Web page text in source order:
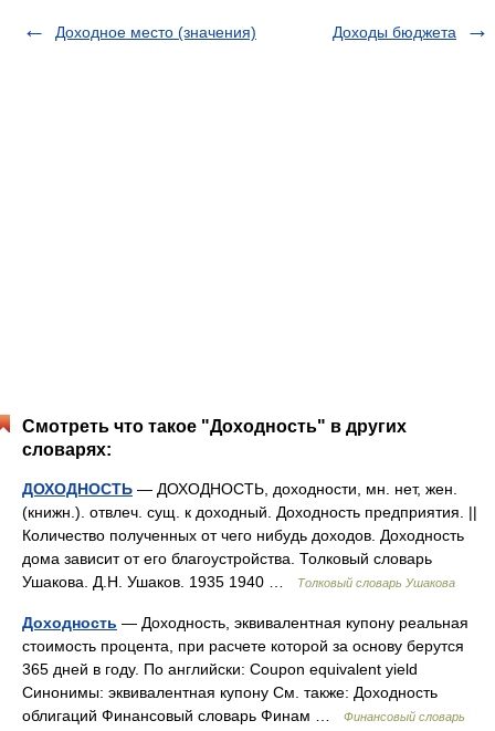
Доходное место (значения) Доходы бюджета
Смотреть что такое "Доходность" в других
словарях:
ДОХОДНОСТЬ — ДОХОДНОСТЬ, доходности, мн. нет, жен.
(книжн.). отвлеч. сущ. к доходный. Доходность предприятия. ||
Количество полученных от чего нибудь доходов. Доходность
дома зависит от его благоустройства. Толковый словарь
Ушакова. Д.Н. Ушаков. 1935 1940 …
Толковый словарь Ушакова
Доходность — Доходность, эквивалентная купону реальная
стоимость процента, при расчете которой за основу берутся
365 дней в году. По английски: Coupon equivalent yield
Синонимы: эквивалентная купону См. также: Доходность
облигаций Финансовый словарь Финам …
Финансовый словарь